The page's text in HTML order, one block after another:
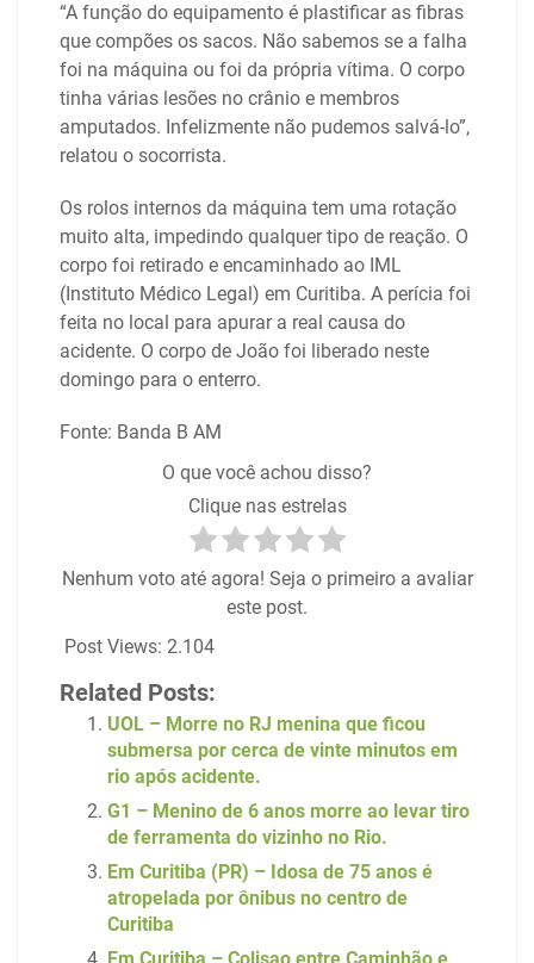
“A função do equipamento é plastificar as fibras
que compões os sacos. Não sabemos se a falha
foi na máquina ou foi da própria vítima. O corpo
tinha várias lesões no crânio e membros
amputados. Infelizmente não pudemos salvá-lo”,
relatou o socorrista.
Os rolos internos da máquina tem uma rotação
muito alta, impedindo qualquer tipo de reação. O
corpo foi retirado e encaminhado ao IML
(Instituto Médico Legal) em Curitiba. A perícia foi
feita no local para apurar a real causa do
acidente. O corpo de João foi liberado neste
domingo para o enterro.
Fonte: Banda B AM
O que você achou disso?
Clique nas estrelas
Nenhum voto até agora! Seja o primeiro a avaliar
este post.
Post Views: 2.104
Related Posts:
UOL – Morre no RJ menina que ficou
submersa por cerca de vinte minutos em
rio após acidente.
G1 – Menino de 6 anos morre ao levar tiro
de ferramenta do vizinho no Rio.
Em Curitiba (PR) – Idosa de 75 anos é
atropelada por ônibus no centro de
Curitiba